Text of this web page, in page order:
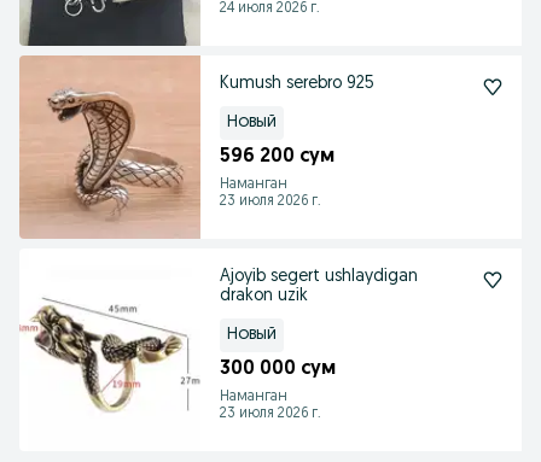
24 июля 2026 г.
Kumush serebro 925
Новый
596 200 сум
Наманган
23 июля 2026 г.
Ajoyib segert ushlaydigan
drakon uzik
Новый
300 000 сум
Наманган
23 июля 2026 г.